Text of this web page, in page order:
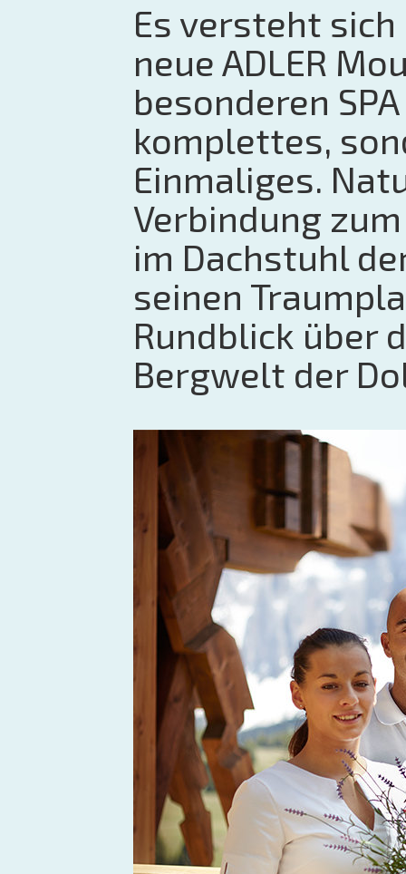
Es versteht
neue ADLER
besonderen
komplettes,
Einmaliges.
Verbindung
im Dachstuhl
seinen
Rundblick über
Bergwelt der